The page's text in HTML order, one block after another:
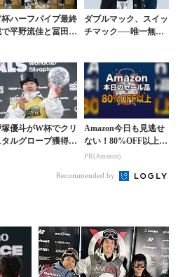
ハーフパイプ最終
平野流佳と冨田せ
者に輝く
ダブルマック、スイッ
チマック──唯一無二
勝、戸塚優斗2位で日
本...
塚優斗がW杯でクリ
タルグローブ獲得。
Amazon今日も見逃せ
ない！80%OFF以上が
続々登場
PR(Amazon)
Recommended by